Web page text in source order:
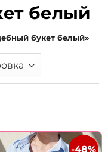
белый
букет белый»
-48%